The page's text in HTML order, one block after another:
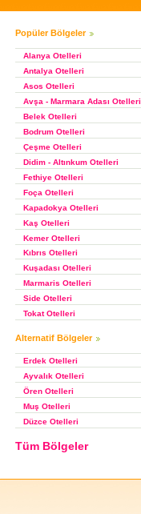
Popüler Bölgeler
Alanya Otelleri
Antalya Otelleri
Asos Otelleri
Avşa - Marmara Adası Otelleri
Belek Otelleri
Bodrum Otelleri
Çeşme Otelleri
Didim - Altınkum Otelleri
Fethiye Otelleri
Foça Otelleri
Kapadokya Otelleri
Kaş Otelleri
Kemer Otelleri
Kıbrıs Otelleri
Kuşadası Otelleri
Marmaris Otelleri
Side Otelleri
Tokat Otelleri
Alternatif Bölgeler
Erdek Otelleri
Ayvalık Otelleri
Ören Otelleri
Muş Otelleri
Düzce Otelleri
Tüm Bölgeler